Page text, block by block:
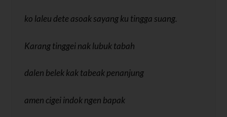
ko laleu dete asoak sayang ku tingga suang.
Karang tinggei nak lubuk tabah
dalen belek kak tabeak penanjung
amen cigei indok ngen bapak